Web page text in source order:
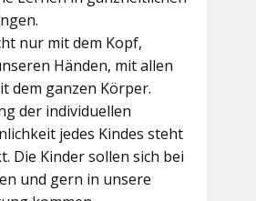
nur mit dem Kopf,
Händen, mit allen
dem ganzen Körper.
der individuellen
jedes Kindes steht
Die Kinder sollen sich bei
und gern in unsere